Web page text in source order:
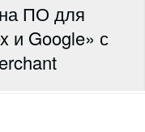
ПО для
и Google» с